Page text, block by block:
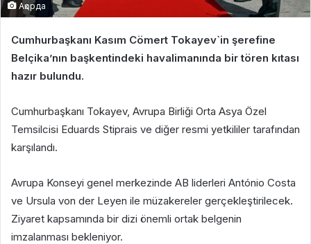
Ақорда
Cumhurbaşkanı Kasım Cömert Tokayev`in şerefine
Belçika’nın başkentindeki havalimanında bir tören kıtası
hazır bulundu.
Cumhurbaşkanı Tokayev, Avrupa Birliği Orta Asya Özel
Temsilcisi Eduards Stiprais ve diğer resmi yetkililer tarafından
karşılandı.
Avrupa Konseyi genel merkezinde AB liderleri António Costa
ve Ursula von der Leyen ile müzakereler gerçekleştirilecek.
Ziyaret kapsamında bir dizi önemli ortak belgenin
imzalanması bekleniyor.